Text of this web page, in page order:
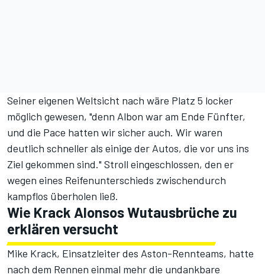
Seiner eigenen Weltsicht nach wäre Platz 5 locker
möglich gewesen, "denn Albon war am Ende Fünfter,
und die Pace hatten wir sicher auch. Wir waren
deutlich schneller als einige der Autos, die vor uns ins
Ziel gekommen sind." Stroll eingeschlossen, den er
wegen eines Reifenunterschieds zwischendurch
kampflos überholen ließ.
Wie Krack Alonsos Wutausbrüche zu
erklären versucht
Mike Krack, Einsatzleiter des Aston-Rennteams, hatte
nach dem Rennen einmal mehr die undankbare